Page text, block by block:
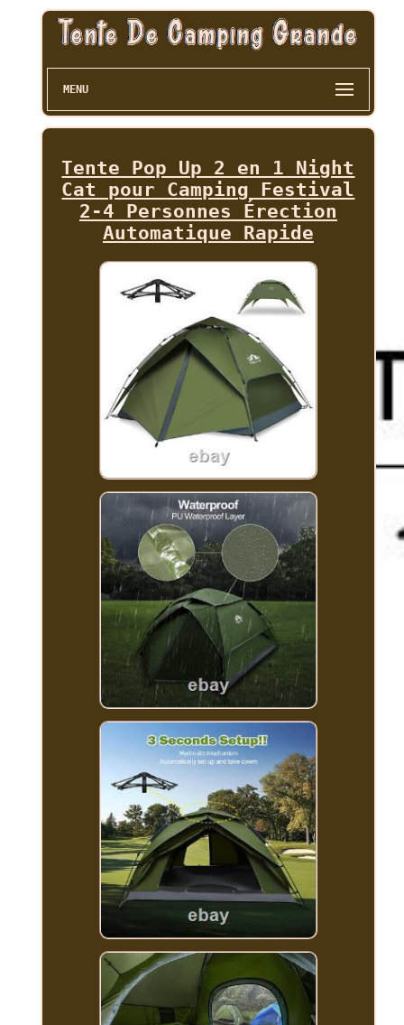
MENU
Tente Pop Up 2 en 1 Night
Cat pour Camping Festival
2-4 Personnes Érection
Automatique Rapide